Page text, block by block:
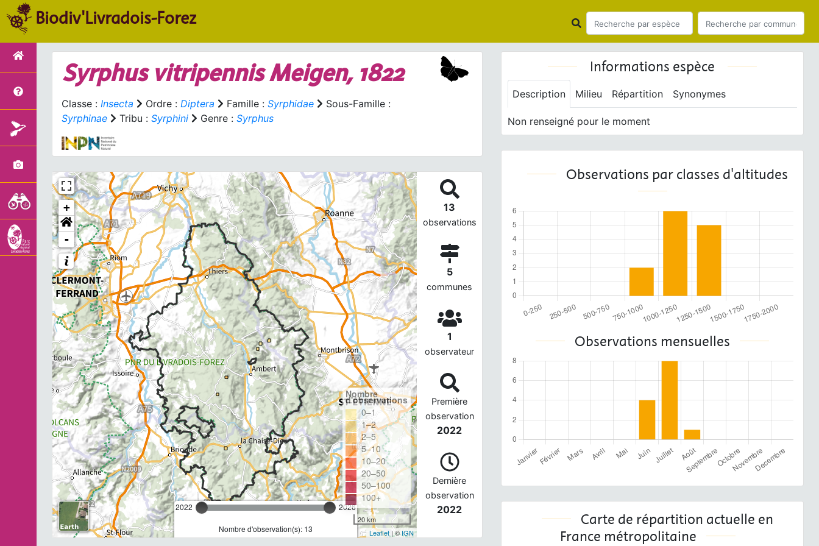
Biodiv'Livradois-Forez
Syrphus vitripennisMeigen, 1822
Classe : Insecta Ordre : Diptera Famille : Syrphidae
Sous-Famille :
Syrphinae
Tribu : Syrphini Genre : Syrphus
+
-
2022 2026
Nombre d'observation(s): 13
Nombre
d'observations
0–1
1–2
2–5
5–10
10–20
20–50
50–100
100+
20 km
Leaflet| ©IGN
13
observations
5
communes
1
observateur
Première
observation
2022
Dernière
observation
2022
Informations espèce
Description Milieu Répartition Synonymes
Non renseigné pour le moment
Observations par classes d'altitudes
Observations mensuelles
Carte de répartition actuelle en
France métropolitaine